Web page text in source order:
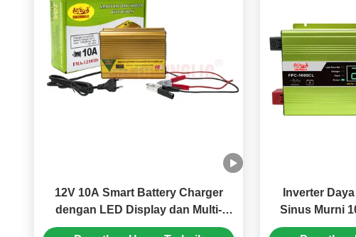
12V 10A Smart Battery Charger
dengan LED Display dan Multi-
Stage Charging untuk AGM GEL &
Inverter
Sinus Murni
Pengisi Daya